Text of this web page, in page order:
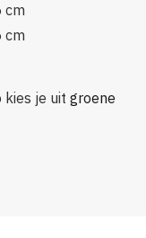
cm
cm
kies je uit groene